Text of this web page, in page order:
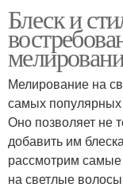
Блеск и
Мелирование на
самых
Оно позволяет не
добавить им
рассмотрим
на светлые